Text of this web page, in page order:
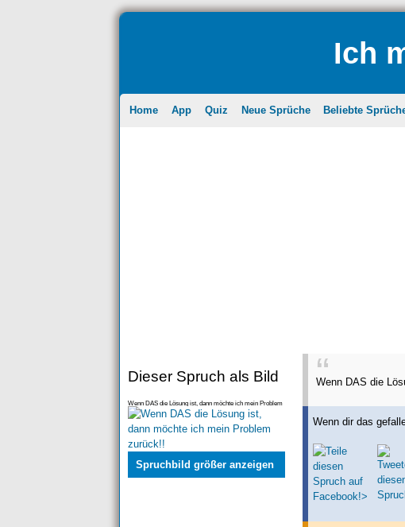
Ich
Home App Quiz Neue Sprüche Beliebte
Dieser Spruch als Bild
Wenn DAS die Lösung ist, dann möchte ich mein Problem
zurück!!
Spruchbild größer anzeigen
Wenn DAS die
Wenn dir das